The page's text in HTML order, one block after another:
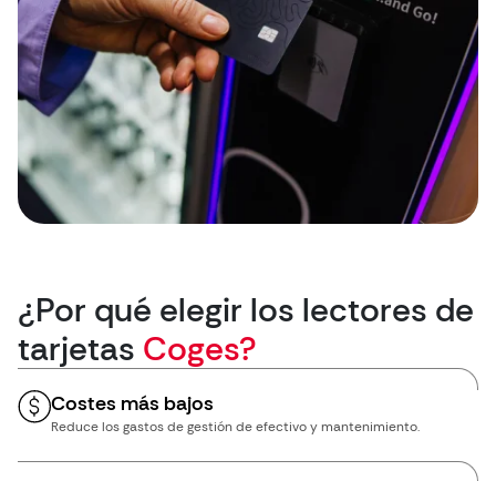
¿Por qué elegir los lectores de
tarjetas Coges?
Costes más bajos
Reduce los gastos de gestión de efectivo y mantenimiento.